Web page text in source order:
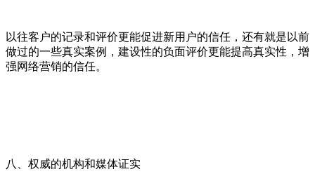
以往客户的记录和评价更能促进新用户的信任，还有就是以前
做过的一些真实案例，建设性的负面评价更能提高真实性，增
强网络营销的信任。
八、权威的机构和媒体证实